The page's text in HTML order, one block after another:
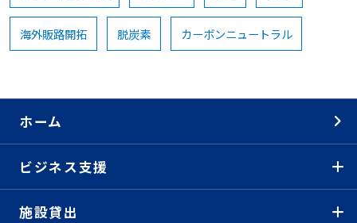
海外販路開拓 脱炭素 カーボンニュートラル
ホーム
ビジネス支援
施設貸出